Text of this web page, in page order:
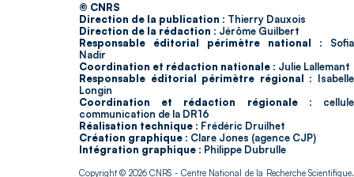
© CNRS
Direction de la publication : Thierry Dauxois
Direction de la rédaction : Jérôme Guilbert
Responsable éditorial périmètre national : Sofia
Nadir
Coordination et rédaction nationale : Julie Lallemant
Responsable éditorial périmètre régional : Isabelle
Longin
Coordination et rédaction régionale : cellule
communication de la DR16
Réalisation technique : Frédéric Druilhet
Création graphique : Clare Jones (agence CJP)
Intégration graphique : Philippe Dubrulle
Copyright © 2026CNRS - Centre National de la Recherche Scientifique.